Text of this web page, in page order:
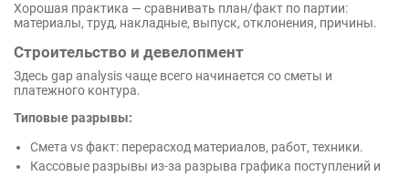
Хорошая практика — сравнивать план/факт по партии:
материалы, труд, накладные, выпуск, отклонения, причины.
Строительство и девелопмент
Здесь gap analysis чаще всего начинается со сметы и
платежного контура.
Типовые разрывы:
Смета vs факт: перерасход материалов, работ, техники.
Кассовые разрывы из-за разрыва графика поступлений и